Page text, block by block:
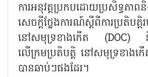
ការអនុវត្តប្រកបដោយប្រសិទ្ធភា
សេចក្ដីថ្លែងការណ៍ស្ដីពីការប្រតិបត្
នៅសមុទ្រខាងកើត (DOC) និ
លើក្រមប្រតិបត្តិ នៅសមុទ្រខាងក
បានឆាប់ៗផងដែរ។